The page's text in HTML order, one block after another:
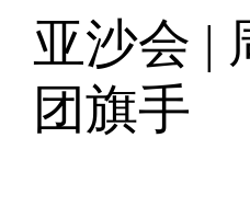
亚沙会 |
团旗手